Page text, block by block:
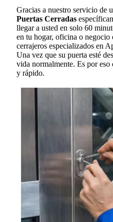
Gracias a nuestro servicio de
Puertas Cerradas
llegar a usted en solo 60
en tu hogar, oficina o negocio
cerrajeros especializados en
Una vez que su puerta esté
vida normalmente. Es por eso
y rápido.